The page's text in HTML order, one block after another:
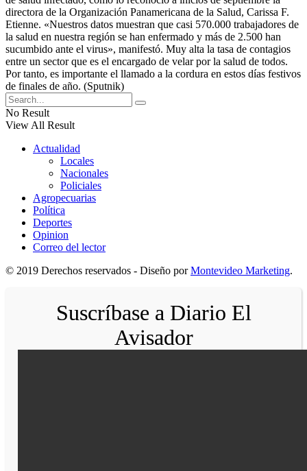
directora de la Organización Panamericana de la Salud, Carissa F.
Etienne. «Nuestros datos muestran que casi 570.000 trabajadores de
la salud en nuestra región se han enfermado y más de 2.500 han
sucumbido ante el virus», manifestó. Muy alta la tasa de contagios
entre un sector que es el encargado de velar por la salud de todos.
Por tanto, es importante el llamado a la cordura en estos días festivos
de finales de año. (Sputnik)
No Result
View All Result
Actualidad
Locales
Nacionales
Policiales
Agropecuarias
Política
Deportes
Opinion
Correo del lector
© 2019 Derechos reservados - Diseño porMontevideo Marketing.
Suscríbase a Diario El
Avisador